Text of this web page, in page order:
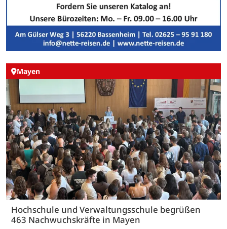
Mayen
Hochschule und Verwaltungsschule begrüßen
463 Nachwuchskräfte in Mayen